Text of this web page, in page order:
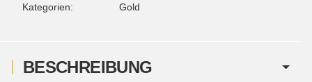
Kategorien: Gold
BESCHREIBUNG